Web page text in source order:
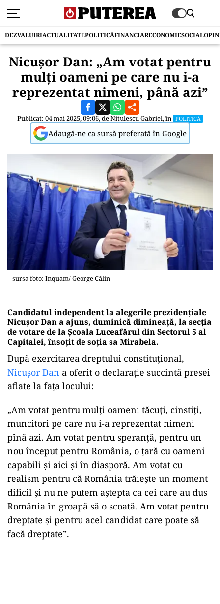
DEZVALUIRIACTUALITATEPOLITICĂFINANCIARECONOMIESOCIAL
Nicușor Dan: „Am votat pentru
mulți oameni pe care nu i-a
reprezentat nimeni, până azi”
Publicat: 04 mai 2025, 09:06, deNitulescu Gabriel, în POLITICĂ
Adaugă-ne ca sursă preferată în Google
sursa foto: Inquam/ George Călin
Candidatul independent la alegerile prezidențiale
Nicușor Dan a ajuns, duminică dimineață, la secția
de votare de la Școala Luceafărul din Sectorul 5 al
Capitalei, însoțit de soția sa Mirabela.
După exercitarea dreptului constituțional,
Nicușor Dan a oferit o declarație succintă presei
aflate la fața locului:
„Am votat pentru mulți oameni tăcuți, cinstiți,
muncitori pe care nu i-a reprezentat nimeni
pînă azi. Am votat pentru speranță, pentru un
nou început pentru România, o țară cu oameni
capabili și aici și în diasporă. Am votat cu
realism pentru că România trăiește un moment
dificil și nu ne putem aștepta ca cei care au dus
România în groapă să o scoată. Am votat pentru
dreptate și pentru acel candidat care poate să
facă dreptate”.